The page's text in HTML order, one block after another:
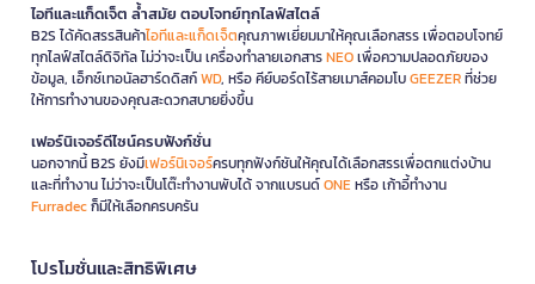
ไอทีและแก็ดเจ็ต ล้ำสมัย ตอบโจทย์ทุกไลฟ์สไตล์
B2S ได้คัดสรรสินค้าไอทีและแก็ดเจ็ตคุณภาพเยี่ยมมาให้คุณเลือกสรร เพื่อตอบโจทย์
ทุกไลฟ์สไตล์ดิจิทัล ไม่ว่าจะเป็น เครื่องทำลายเอกสารNEOเพื่อความปลอดภัยของ
ข้อมูล, เอ็กซ์เทอนัลฮาร์ดดิสก์WD, หรือ คีย์บอร์ดไร้สายเมาส์คอมโบGEEZERที่ช่วย
ให้การทำงานของคุณสะดวกสบายยิ่งขึ้น
เฟอร์นิเจอร์ดีไซน์ครบฟังก์ชั่น
นอกจากนี้ B2S ยังมีเฟอร์นิเจอร์ครบทุกฟังก์ชันให้คุณได้เลือกสรรเพื่อตกแต่งบ้าน
และที่ทำงาน ไม่ว่าจะเป็นโต๊ะทำงานพับได้ จากแบรนด์ONEหรือ เก้าอี้ทำงาน
Furradecก็มีให้เลือกครบครัน
โปรโมชั่นและสิทธิพิเศษ